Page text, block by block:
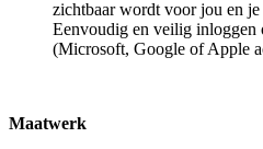
zichtbaar wordt voor jou en
Eenvoudig en veilig inloggen
(Microsoft, Google of Apple
Maatwerk